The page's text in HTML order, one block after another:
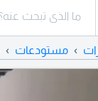
مستودعات